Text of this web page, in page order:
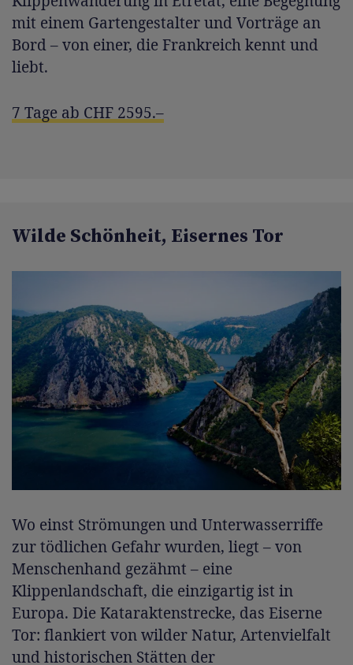
mit einem Gartengestalter und Vorträge an
Bord – von einer, die Frankreich kennt und
liebt.
7 Tage ab CHF 2595.–
Wilde Schönheit, Eisernes Tor
Wo einst Strömungen und Unterwasserriffe
zur tödlichen Gefahr wurden, liegt – von
Menschenhand gezähmt – eine
Klippenlandschaft, die einzigartig ist in
Europa. Die Kataraktenstrecke, das Eiserne
Tor: flankiert von wilder Natur, Artenvielfalt
und historischen Stätten der